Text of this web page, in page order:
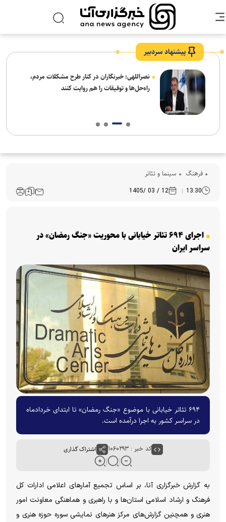
پیشنهاد سردبیر
نصراللهی: خبرنگاران در کنار طرح مشکلات مردم،
راه‌حل‌ها و توفیقات را هم روایت کنند
فرهنگ‌ سینما و تئاتر
13:30
12 / 03 /1405
اجرای ۶۹۴ تئاتر خیابانی با محوریت «جنگ رمضان» در
سراسر ایران
۶۹۴ تئاتر خیابانی با موضوع «جنگ رمضان» تا ابتدای خردادماه
در سراسر کشور به اجرا درآمده است.
کد خبر : ۱۰۶۰۲۹۳ اشتراک گذاری
به گزارش خبرگزاری آنا، بر اساس تجمیع آمار‌های اعلامی ادارات کل
فرهنگ و ارشاد اسلامی استان‌ها و با راهبری و هماهنگی معاونت امور
هنری و همچنین گزارش‌های مرکز هنر‌های نمایشی سوره حوزه هنری و